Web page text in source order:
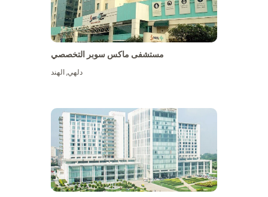
مستشفى ماكس سوبر التخصصي
دلهي,الهند